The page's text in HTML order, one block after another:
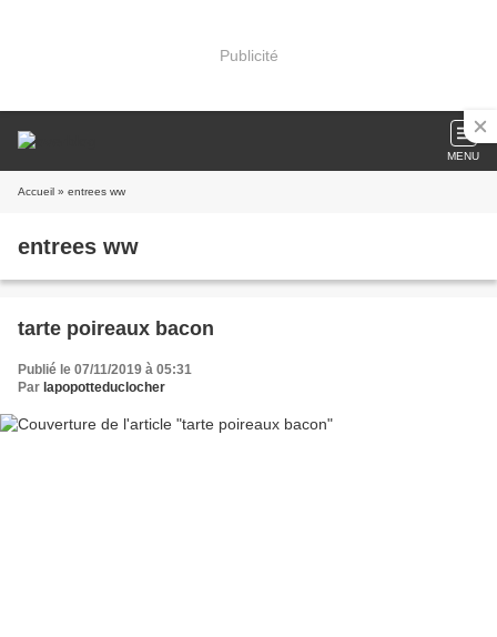
Publicité
MENU
Accueil » entrees ww
entrees ww
tarte poireaux bacon
Publié le 07/11/2019 à 05:31
Par lapopotteduclocher